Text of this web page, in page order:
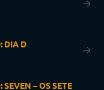
DIA D
– OS SETE